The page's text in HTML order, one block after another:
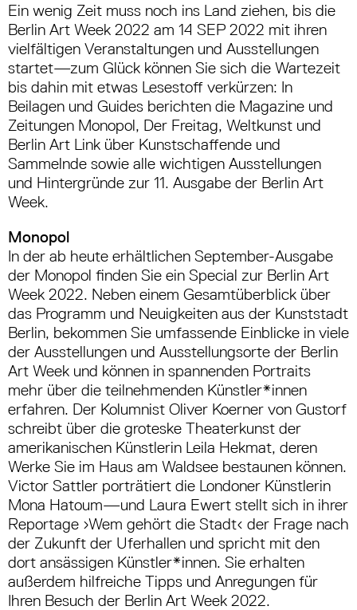
Ein wenig Zeit muss noch ins Land ziehen, bis die
Berlin Art Week 2022 am 14 SEP 2022 mit ihren
vielfältigen Veranstaltungen und Ausstellungen
startet—zum Glück können Sie sich die Wartezeit
bis dahin mit etwas Lesestoff verkürzen: In
Beilagen und Guides berichten die Magazine und
Zeitungen Monopol, Der Freitag, Weltkunst und
Berlin Art Link über Kunstschaffende und
Sammelnde sowie alle wichtigen Ausstellungen
und Hintergründe zur 11. Ausgabe der Berlin Art
Week.
Monopol
In der ab heute erhältlichen September-Ausgabe
der Monopol finden Sie ein Special zur Berlin Art
Week 2022. Neben einem Gesamtüberblick über
das Programm und Neuigkeiten aus der Kunststadt
Berlin, bekommen Sie umfassende Einblicke in viele
der Ausstellungen und Ausstellungsorte der Berlin
Art Week und können in spannenden Portraits
mehr über die teilnehmenden Künstler*innen
erfahren. Der Kolumnist Oliver Koerner von Gustorf
schreibt über die groteske Theaterkunst der
amerikanischen Künstlerin Leila Hekmat, deren
Werke Sie im Haus am Waldsee bestaunen können.
Victor Sattler porträtiert die Londoner Künstlerin
Mona Hatoum—und Laura Ewert stellt sich in ihrer
Reportage ›Wem gehört die Stadt‹ der Frage nach
der Zukunft der Uferhallen und spricht mit den
dort ansässigen Künstler*innen. Sie erhalten
außerdem hilfreiche Tipps und Anregungen für
Ihren Besuch der Berlin Art Week 2022.